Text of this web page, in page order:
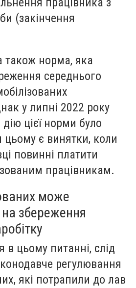
(закінчення
також норма, яка
середнього
у липні 2022 року
цієї норми було
є винятки, коли
повинні платити
працівникам.
може
збереження
в цьому питанні, слід
регулювання
які потрапили до лав